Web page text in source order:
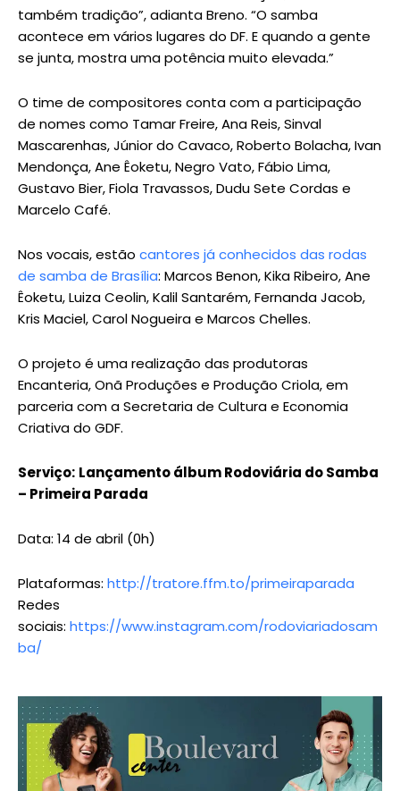
também tradição”, adianta Breno. “O samba
acontece em vários lugares do DF. E quando a gente
se junta, mostra uma potência muito elevada.”
O time de compositores conta com a participação
de nomes como Tamar Freire, Ana Reis, Sinval
Mascarenhas, Júnior do Cavaco, Roberto Bolacha, Ivan
Mendonça, Ane Êoketu, Negro Vato, Fábio Lima,
Gustavo Bier, Fiola Travassos, Dudu Sete Cordas e
Marcelo Café.
Nos vocais, estão cantores já conhecidos das rodas
de samba de Brasília: Marcos Benon, Kika Ribeiro, Ane
Êoketu, Luiza Ceolin, Kalil Santarém, Fernanda Jacob,
Kris Maciel, Carol Nogueira e Marcos Chelles.
O projeto é uma realização das produtoras
Encanteria, Onã Produções e Produção Criola, em
parceria com a Secretaria de Cultura e Economia
Criativa do GDF.
Serviço: Lançamento álbum Rodoviária do Samba
– Primeira Parada
Data: 14 de abril (0h)
Plataformas: http://tratore.ffm.to/primeiraparada
Redes
sociais: https://www.instagram.com/rodoviariadosam
ba/